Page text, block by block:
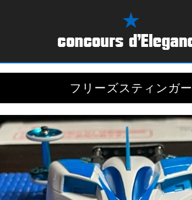
フリーズスティンガー